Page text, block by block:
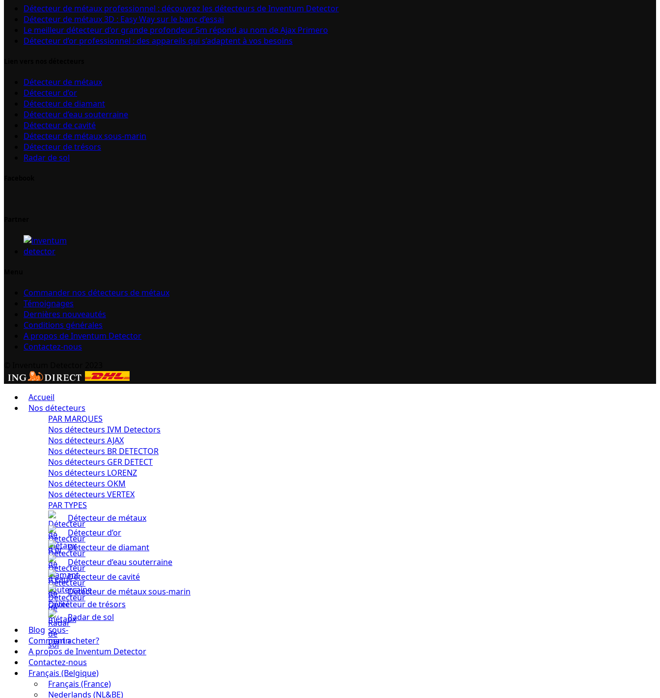
Détecteur de métaux professionnel : découvrez les détecteurs de Inventum Detector
Détecteur de métaux 3D : Easy Way sur le banc d’essai
Le meilleur détecteur d’or grande profondeur 5m répond au nom de Ajax Primero
Détecteur d’or professionnel : des appareils qui s’adaptent à vos besoins
Détecteur de métaux
Détecteur d’or
Détecteur de diamant
Détecteur d’eau souterraine
Détecteur de cavité
Détecteur de métaux sous-marin
Détecteur de trésors
Radar de sol
Commander nos détecteurs de métaux
Témoignages
Dernières nouveautés
Conditions générales
A propos de Inventum Detector
Contactez-nous
Accueil
Nos détecteurs
PAR MARQUES
Nos détecteurs IVM Detectors
Nos détecteurs AJAX
Nos détecteurs BR DETECTOR
Nos détecteurs GER DETECT
Nos détecteurs LORENZ
Nos détecteurs OKM
Nos détecteurs VERTEX
PAR TYPES
Détecteur de métaux
Détecteur d’or
Détecteur de diamant
Détecteur d’eau souterraine
Détecteur de cavité
Détecteur de métaux sous-marin
Détecteur de trésors
Radar de sol
Blog
Comment acheter?
A propos de Inventum Detector
Contactez-nous
Français (Belgique)
Français (France)
Nederlands (NL&BE)